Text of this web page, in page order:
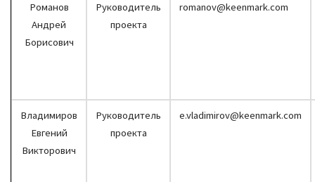
Романов
Андрей
Борисович
Руководитель
проекта
romanov@keenmark.com
Владимиров
Евгений
Викторович
Руководитель
проекта
e.vladimirov@keenmark.com